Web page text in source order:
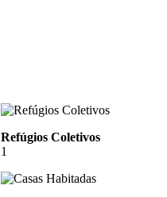
Refúgios Coletivos
1